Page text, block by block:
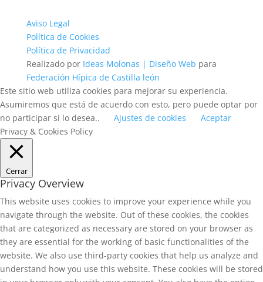
Aviso Legal
Política de Cookies
Política de Privacidad
Realizado por Ideas Molonas | Diseño Web para
Federación Hípica de Castilla león
Este sitio web utiliza cookies para mejorar su experiencia.
Asumiremos que está de acuerdo con esto, pero puede optar por
no participar si lo desea..
Ajustes de cookies
Aceptar
Privacy & Cookies Policy
Cerrar
Privacy Overview
This website uses cookies to improve your experience while you
navigate through the website. Out of these cookies, the cookies
that are categorized as necessary are stored on your browser as
they are essential for the working of basic functionalities of the
website. We also use third-party cookies that help us analyze and
understand how you use this website. These cookies will be stored